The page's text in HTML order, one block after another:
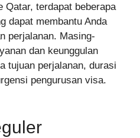
Qatar, terdapat beberapa
dapat membantu Anda
perjalanan. Masing-
dan keunggulan
tujuan perjalanan, durasi
pengurusan visa.